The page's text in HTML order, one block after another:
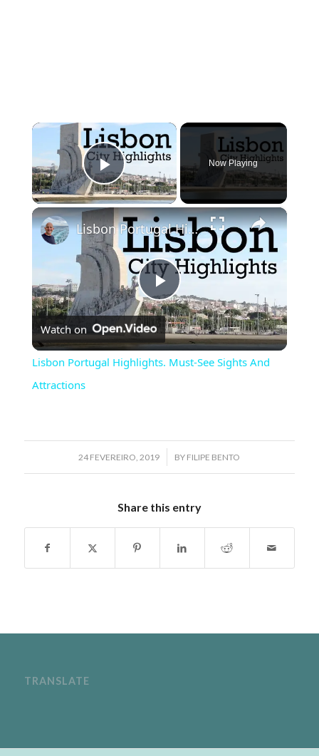
×
Play Video
Now Playing
×
Play
Video
Lisbon Portugal Highlights. Must-See Sights And Attractions
Watch on
Lisbon Portugal Highlights. Must-See Sights And
Attractions
24 FEVEREIRO, 2019
/ BY FILIPE BENTO
Share this entry
TRANSLATE